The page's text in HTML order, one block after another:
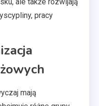
ale także rozwijają
pracy
mają